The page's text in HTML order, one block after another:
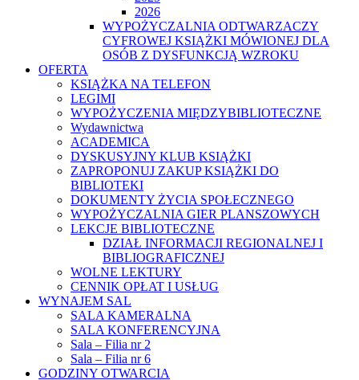
2026
WYPOŻYCZALNIA ODTWARZACZY
CYFROWEJ KSIĄŻKI MÓWIONEJ DLA
OSÓB Z DYSFUNKCJĄ WZROKU
OFERTA
KSIĄŻKA NA TELEFON
LEGIMI
WYPOŻYCZENIA MIĘDZYBIBLIOTECZNE
Wydawnictwa
ACADEMICA
DYSKUSYJNY KLUB KSIĄŻKI
ZAPROPONUJ ZAKUP KSIĄŻKI DO
BIBLIOTEKI
DOKUMENTY ŻYCIA SPOŁECZNEGO
WYPOŻYCZALNIA GIER PLANSZOWYCH
LEKCJE BIBLIOTECZNE
DZIAŁ INFORMACJI REGIONALNEJ I
BIBLIOGRAFICZNEJ
WOLNE LEKTURY
CENNIK OPŁAT I USŁUG
WYNAJEM SAL
SALA KAMERALNA
SALA KONFERENCYJNA
Sala – Filia nr 2
Sala – Filia nr 6
GODZINY OTWARCIA